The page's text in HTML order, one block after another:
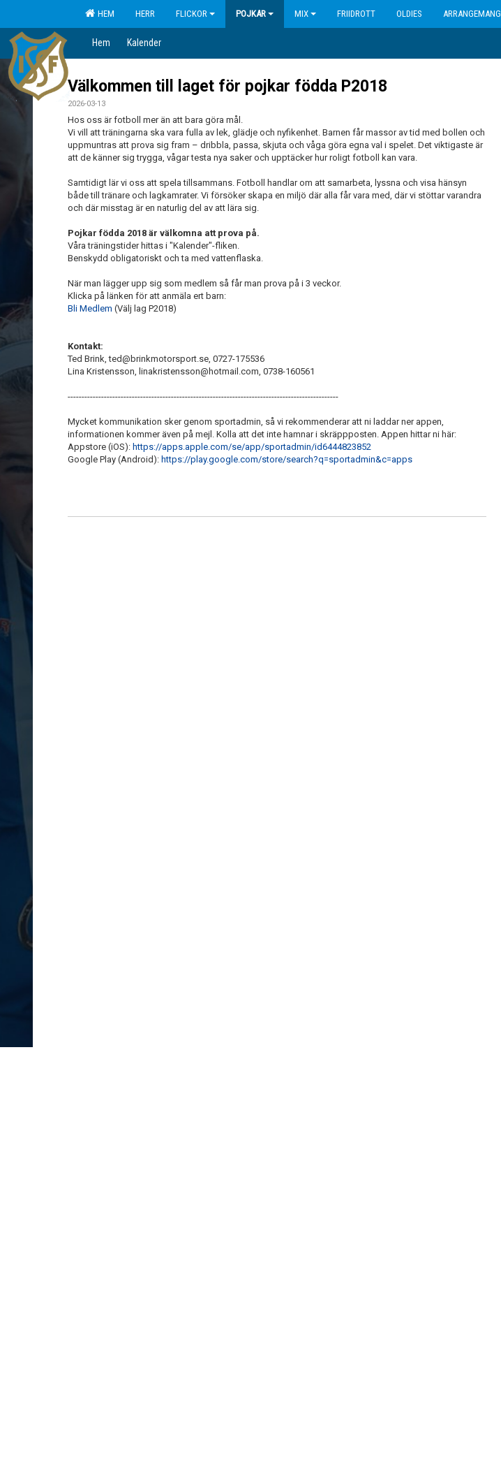
HEM HERR FLICKOR POJKAR MIX FRIIDROTT OLDIES ARRANGEMANG
Hem Kalender
Välkommen till laget för pojkar födda P2018
2026-03-13
Hos oss är fotboll mer än att bara göra mål.
Vi vill att träningarna ska vara fulla av lek, glädje och nyfikenhet. Barnen får massor av tid med bollen och
uppmuntras att prova sig fram – dribbla, passa, skjuta och våga göra egna val i spelet. Det viktigaste är
att de känner sig trygga, vågar testa nya saker och upptäcker hur roligt fotboll kan vara.
Samtidigt lär vi oss att spela tillsammans. Fotboll handlar om att samarbeta, lyssna och visa hänsyn
både till tränare och lagkamrater. Vi försöker skapa en miljö där alla får vara med, där vi stöttar varandra
och där misstag är en naturlig del av att lära sig.
Pojkar födda 2018 är välkomna att prova på.
Våra träningstider hittas i "Kalender"-fliken.
Benskydd obligatoriskt och ta med vattenflaska.
När man lägger upp sig som medlem så får man prova på i 3 veckor.
Klicka på länken för att anmäla ert barn:
Bli Medlem (Välj lag P2018)
Kontakt:
Ted Brink, ted@brinkmotorsport.se, 0727-175536
Lina Kristensson, linakristensson@hotmail.com, 0738-160561
-------------------------------------------------------------------------------------------------
Mycket kommunikation sker genom sportadmin, så vi rekommenderar att ni laddar ner appen,
informationen kommer även på mejl. Kolla att det inte hamnar i skräppposten. Appen hittar ni här:
Appstore (iOS): https://apps.apple.com/se/app/sportadmin/id6444823852
Google Play (Android): https://play.google.com/store/search?q=sportadmin&c=apps